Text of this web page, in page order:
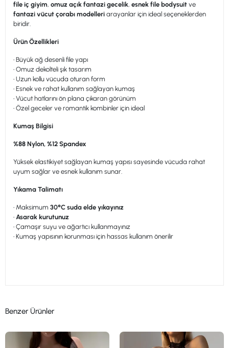
file iç giyim, omuz açık fantazi gecelik, esnek file bodysuit ve
fantazi vücut çorabı modelleri arayanlar için ideal seçeneklerden
biridir.
Ürün Özellikleri
• Büyük ağ desenli file yapı
• Omuz dekolteli şık tasarım
• Uzun kollu vücuda oturan form
• Esnek ve rahat kullanım sağlayan kumaş
• Vücut hatlarını ön plana çıkaran görünüm
• Özel geceler ve romantik kombinler için ideal
Kumaş Bilgisi
%88 Nylon, %12 Spandex
Yüksek elastikiyet sağlayan kumaş yapısı sayesinde vücuda rahat
uyum sağlar ve esnek kullanım sunar.
Yıkama Talimatı
• Maksimum 30°C suda elde yıkayınız
• Asarak kurutunuz
• Çamaşır suyu ve ağartıcı kullanmayınız
• Kumaş yapısının korunması için hassas kullanım önerilir
Benzer Ürünler